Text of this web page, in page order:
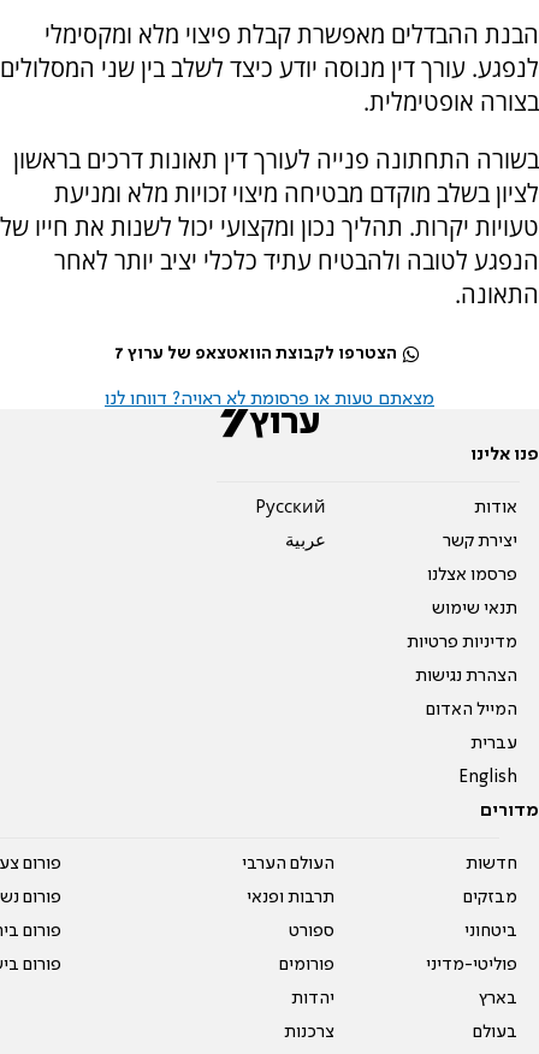
הבנת ההבדלים מאפשרת קבלת פיצוי מלא ומקסימלי
לנפגע. עורך דין מנוסה יודע כיצד לשלב בין שני המסלולים
בצורה אופטימלית.
בשורה התחתונה פנייה לעורך דין תאונות דרכים בראשון
לציון בשלב מוקדם מבטיחה מיצוי זכויות מלא ומניעת
טעויות יקרות. תהליך נכון ומקצועי יכול לשנות את חייו של
הנפגע לטובה ולהבטיח עתיד כלכלי יציב יותר לאחר
התאונה.
הצטרפו לקבוצת הוואטצאפ של ערוץ 7
מצאתם טעות או פרסומת לא ראויה? דווחו לנו
פנו אלינו
אודות
יצירת קשר
פרסמו אצלנו
תנאי שימוש
מדיניות פרטיות
הצהרת נגישות
המייל האדום
עברית
English
Pусский
عربية
מדורים
חדשות
מבזקים
ביטחוני
פוליטי-מדיני
בארץ
בעולם
העולם הערבי
תרבות ופנאי
ספורט
פורומים
יהדות
צרכנות
פורום
פורום
פורום
פורום